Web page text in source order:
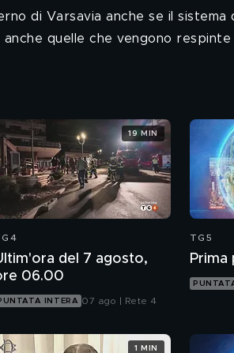
di Varsavia anche se il
quelle che vengono respinte
del 7 agosto,
06.00
INTERA 07 ago | Rete 4
19 MIN
TG5
Prima
1 MIN